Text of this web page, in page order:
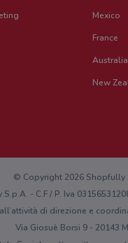
Mexico
France
Australia
New
© Copyright 2026 Shopfully
- C.F / P. Iva
di direzione e
Via Giosuè Borsi 9 - 20143